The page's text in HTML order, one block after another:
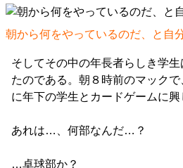
朝から何をやっているのだ、と自
そしてその中の年長者らしき学
たのである。朝８時前のマック
に年下の学生とカードゲームに興
あれは…、何部なんだ…？
…卓球部か？